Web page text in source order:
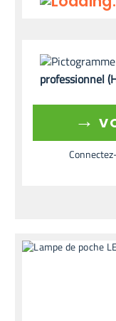
professionnel
→